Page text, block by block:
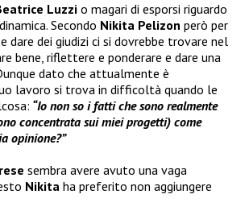
Luzzi o magari di esporsi riguardo
Secondo Nikita Pelizon però per
dare dei giudizi ci si dovrebbe trovare nel
bene, riflettere e ponderare e dare una
dato che attualmente è
lavoro si trova in difficoltà quando le
“Io non so i fatti che sono realmente
concentrata sui miei progetti) come
opinione?”
sembra avere avuto una vaga
Nikita ha preferito non aggiungere